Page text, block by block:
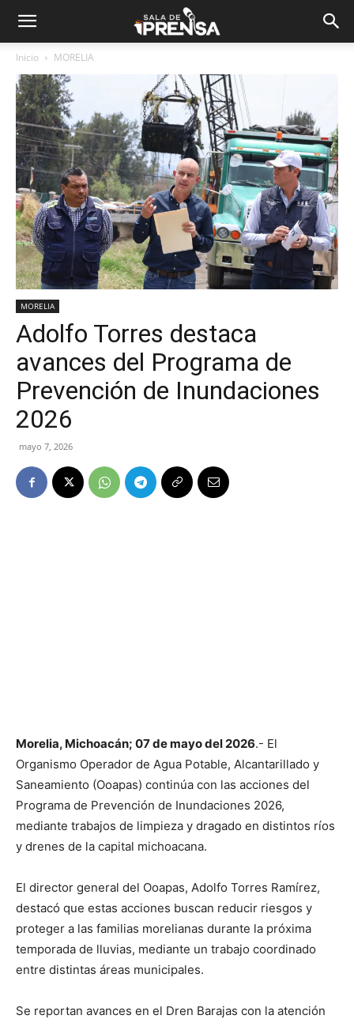
Inicio MORELIA
MORELIA
Adolfo Torres destaca
avances del Programa de
Prevención de Inundaciones
2026
mayo 7, 2026
Morelia, Michoacán; 07 de mayo del 2026.- El
Organismo Operador de Agua Potable, Alcantarillado y
Saneamiento (Ooapas) continúa con las acciones del
Programa de Prevención de Inundaciones 2026,
mediante trabajos de limpieza y dragado en distintos ríos
y drenes de la capital michoacana.
El director general del Ooapas, Adolfo Torres Ramírez,
destacó que estas acciones buscan reducir riesgos y
proteger a las familias morelianas durante la próxima
temporada de lluvias, mediante un trabajo coordinado
entre distintas áreas municipales.
Se reportan avances en el Dren Barajas con la atención